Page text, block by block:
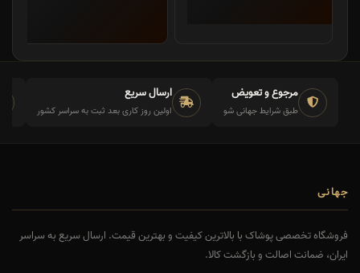
مرجوع و تعویض
طبق شرایط جهانی شو
ارسال سریع
اولین روز کاری بعد ثبت به سراسر کشور
جهانی
فروشگاه تخصصی پوشاک با بالاترین کیفیت و بهترین قیمت. ارسال سریع به سراسر
ایران، ضمانت اصالت و بازگشت کالا.